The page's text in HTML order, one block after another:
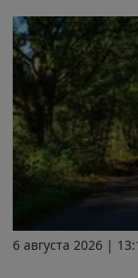
6 августа 2026 |